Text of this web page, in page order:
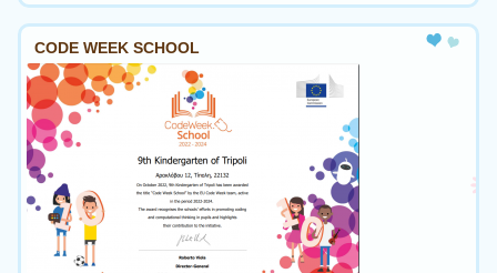
CODE WEEK SCHOOL